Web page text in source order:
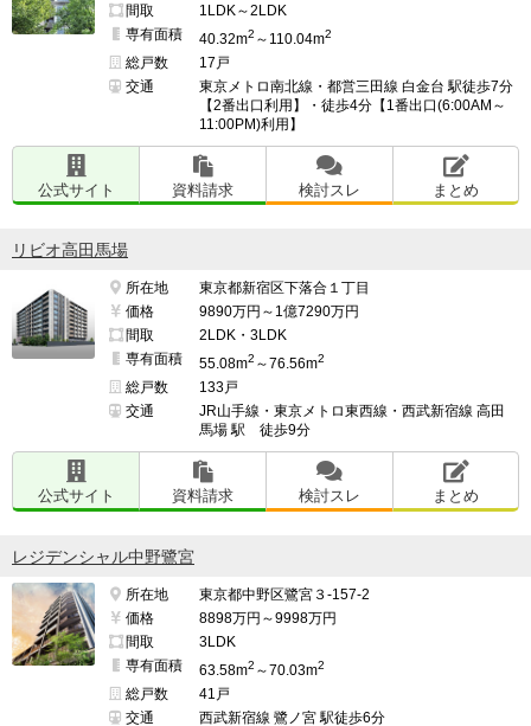
間取
1LDK～2LDK
専有面積
40.32m2 ～110.04m2
総戸数
17戸
交通
東京メトロ南北線・都営三田線 白金台 駅徒歩7分
【2番出口利用】・徒歩4分【1番出口(6:00AM～
11:00PM)利用】
公式サイト 資料請求 検討スレ まとめ
リビオ高田馬場
所在地
東京都新宿区下落合１丁目
価格
9890万円～1億7290万円
間取
2LDK・3LDK
専有面積
55.08m2 ～76.56m2
総戸数
133戸
交通
JR山手線・東京メトロ東西線・西武新宿線 高田
馬場 駅 徒歩9分
公式サイト 資料請求 検討スレ まとめ
レジデンシャル中野鷺宮
所在地
東京都中野区鷺宮３-157-2
価格
8898万円～9998万円
間取
3LDK
専有面積
63.58m2 ～70.03m2
総戸数
41戸
交通
西武新宿線 鷺ノ宮 駅徒歩6分